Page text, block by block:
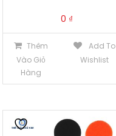
0 ₫
Thêm
Vào Giỏ
Hàng
Add To
Wishlist